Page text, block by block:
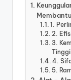
1.
2.
3.
Tinggi
4.
5.